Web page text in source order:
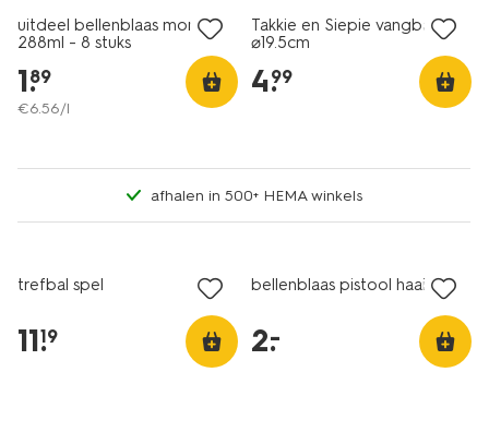
uitdeel bellenblaas monster
288ml - 8 stuks
1.
89
€6.56/l
Takkie en Siepie vangbalset
⌀19.5cm
4.
99
afhalen in 500+ HEMA winkels
trefbal spel
11.
19
bellenblaas pistool haai 11cm
2.
–